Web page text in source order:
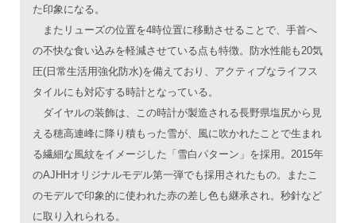
た印象になる。
またリューズの位置を4時位置に移動させることで、手首へ
の不快な食い込みを軽減させている点も特徴。防水性能も20気
圧(日常生活用強化防水)を備えており、アクティブなライフス
タイルにも対応する時計となっている。
ダイヤルの装飾は、この時計が製造される長野県塩尻から見
える穂高連峰に降り積もった雪が、風に吹かれたことで生まれ
る繊細な風紋をイメージした「雪白パターン」を採用。2015年
のAJHHオリジナルモデル第一弾でも採用されたもの。またこ
のモデルで印象的に使われた赤の差し色も継承され。秒針など
に取り入れられる。